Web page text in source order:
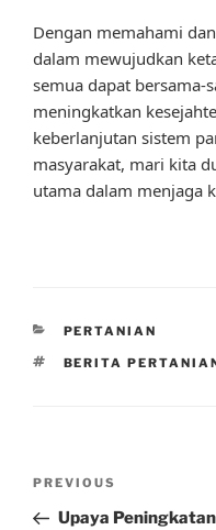
Dengan memahami
dalam mewujudkan
semua dapat bersama-
meningkatkan
keberlanjutan sistem
masyarakat, mari kita
utama dalam menjaga
CATEGORIES
PERTANIAN
TAGS
BERITA
Previous
Post
PREVIOUS
Upaya